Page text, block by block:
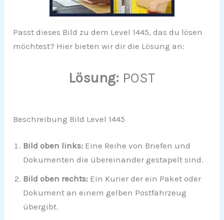
Passt dieses Bild zu dem Level 1445, das du lösen
möchtest? Hier bieten wir dir die Lösung an:
Lösung: POST
Beschreibung Bild Level 1445
Bild oben links: Eine Reihe von Briefen und
Dokumenten die übereinander gestapelt sind.
Bild oben rechts: Ein Kurier der ein Paket oder
Dokument an einem gelben Postfahrzeug
übergibt.